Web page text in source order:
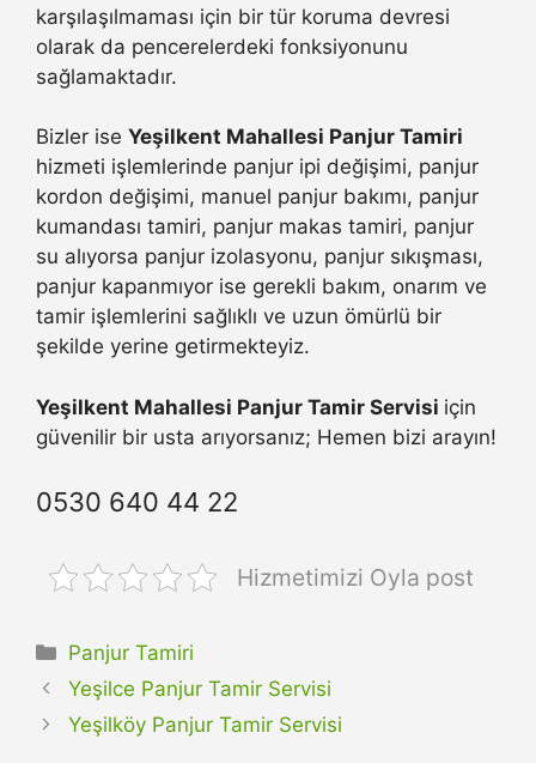
karşılaşılmaması için bir tür koruma devresi
olarak da pencerelerdeki fonksiyonunu
sağlamaktadır.
Bizler ise Yeşilkent Mahallesi Panjur Tamiri
hizmeti işlemlerinde panjur ipi değişimi, panjur
kordon değişimi, manuel panjur bakımı, panjur
kumandası tamiri, panjur makas tamiri, panjur
su alıyorsa panjur izolasyonu, panjur sıkışması,
panjur kapanmıyor ise gerekli bakım, onarım ve
tamir işlemlerini sağlıklı ve uzun ömürlü bir
şekilde yerine getirmekteyiz.
Yeşilkent Mahallesi Panjur Tamir Servisi için
güvenilir bir usta arıyorsanız; Hemen bizi arayın!
0530 640 44 22
Hizmetimizi Oyla post
Kategoriler
Panjur Tamiri
Yeşilce Panjur Tamir Servisi
Yeşilköy Panjur Tamir Servisi